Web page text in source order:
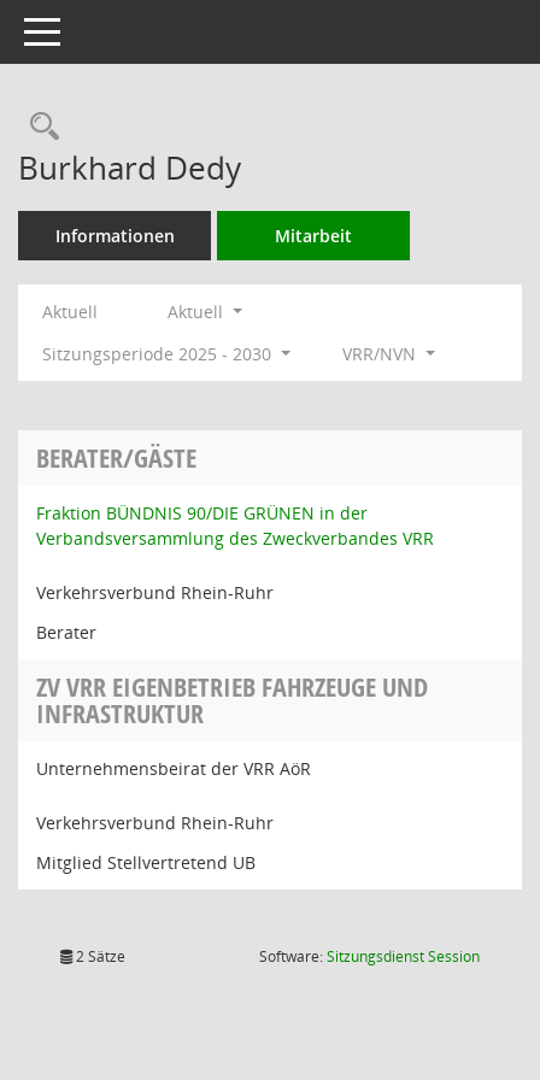
Toggle navigation
Rechercheauswahl
Burkhard Dedy
Informationen Mitarbeit
Aktuell
Aktuell
Sitzungsperiode 2025 - 2030
VRR/NVN
BERATER/GÄSTE
Fraktion BÜNDNIS 90/DIE GRÜNEN in der
Verbandsversammlung des Zweckverbandes VRR
Verkehrsverbund Rhein-Ruhr
Berater
ZV VRR EIGENBETRIEB FAHRZEUGE UND
INFRASTRUKTUR
Unternehmensbeirat der VRR AöR
Verkehrsverbund Rhein-Ruhr
Mitglied Stellvertretend UB
2 Sätze Software:SitzungsdienstSession(Wird in